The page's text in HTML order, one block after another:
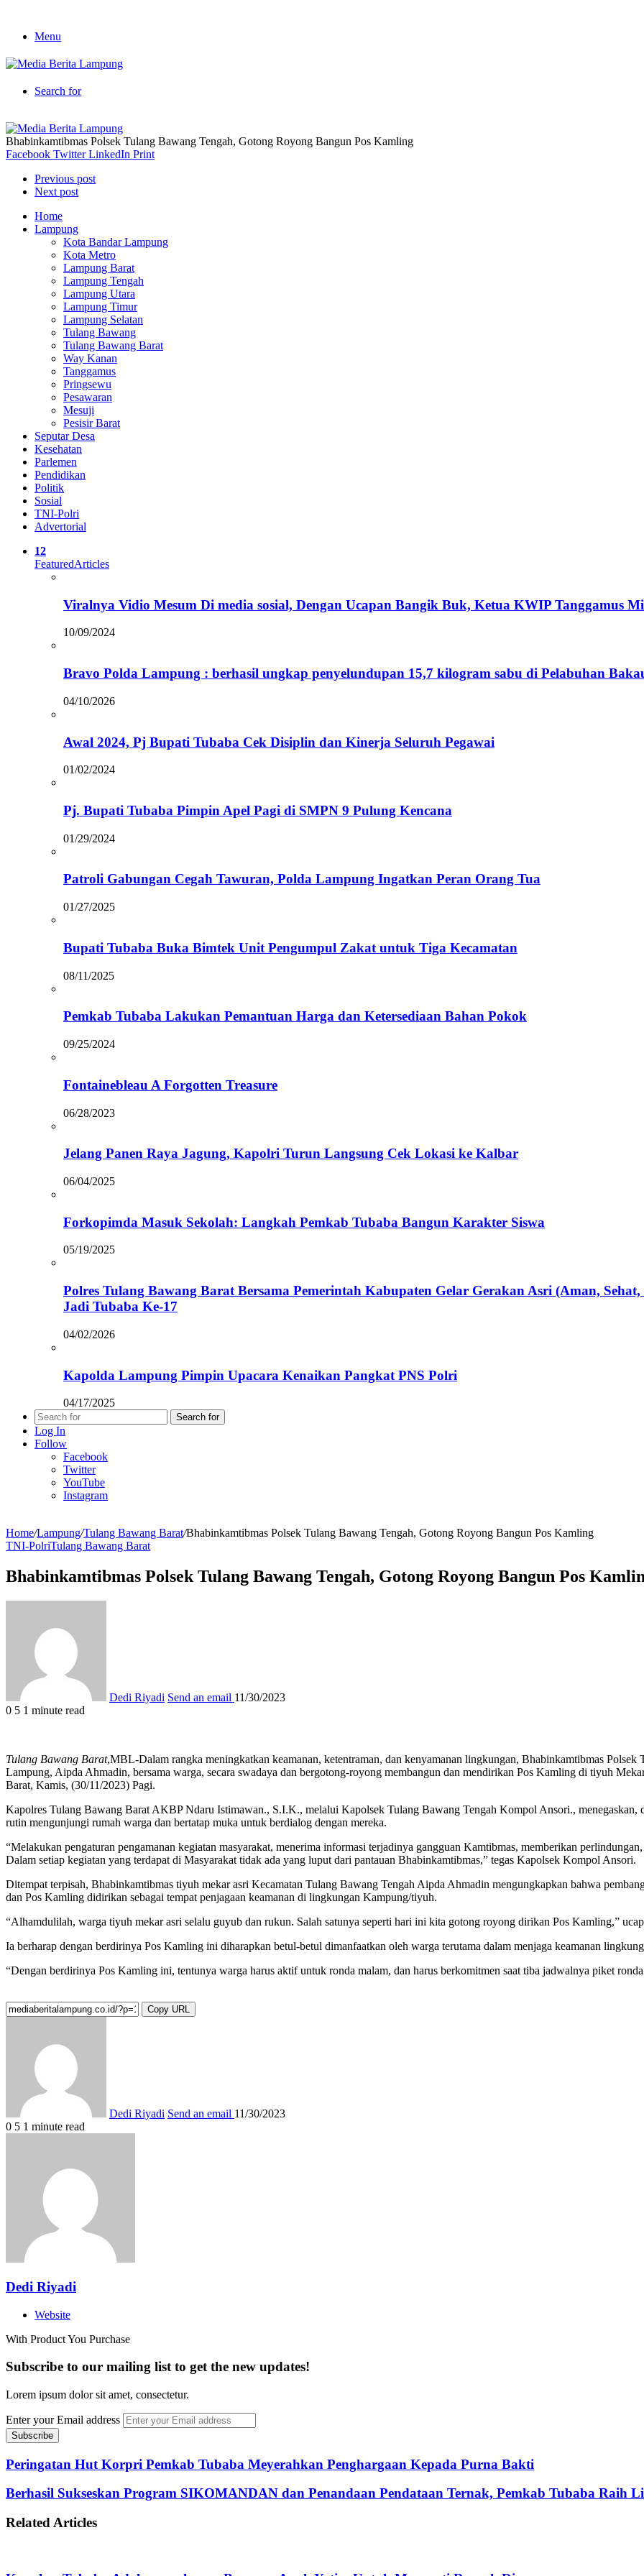
Menu
Search for
Bhabinkamtibmas Polsek Tulang Bawang Tengah, Gotong Royong Bangun Pos Kamling
Facebook Twitter LinkedIn Print
Previous post
Next post
Home
Lampung
Kota Bandar Lampung
Kota Metro
Lampung Barat
Lampung Tengah
Lampung Utara
Lampung Timur
Lampung Selatan
Tulang Bawang
Tulang Bawang Barat
Way Kanan
Tanggamus
Pringsewu
Pesawaran
Mesuji
Pesisir Barat
Seputar Desa
Kesehatan
Parlemen
Pendidikan
Politik
Sosial
TNI-Polri
Advertorial
12
FeaturedArticles
Viralnya Vidio Mesum Di media sosial, Dengan Ucapan Bangik Buk, Ketua KWIP Tanggamus
10/09/2024
Bravo Polda Lampung : berhasil ungkap penyelundupan 15,7 kilogram sabu di Pelabuhan
04/10/2026
Awal 2024, Pj Bupati Tubaba Cek Disiplin dan Kinerja Seluruh Pegawai
01/02/2024
Pj. Bupati Tubaba Pimpin Apel Pagi di SMPN 9 Pulung Kencana
01/29/2024
Patroli Gabungan Cegah Tawuran, Polda Lampung Ingatkan Peran Orang Tua
01/27/2025
Bupati Tubaba Buka Bimtek Unit Pengumpul Zakat untuk Tiga Kecamatan
08/11/2025
Pemkab Tubaba Lakukan Pemantuan Harga dan Ketersediaan Bahan Pokok
09/25/2024
Fontainebleau A Forgotten Treasure
06/28/2023
Jelang Panen Raya Jagung, Kapolri Turun Langsung Cek Lokasi ke Kalbar
06/04/2025
Forkopimda Masuk Sekolah: Langkah Pemkab Tubaba Bangun Karakter Siswa
05/19/2025
Polres Tulang Bawang Barat Bersama Pemerintah Kabupaten Gelar Gerakan Asri (Aman,
Jadi Tubaba Ke-17
04/02/2026
Kapolda Lampung Pimpin Upacara Kenaikan Pangkat PNS Polri
04/17/2025
Search for
Log In
Follow
Facebook
Twitter
YouTube
Instagram
Home/Lampung/Tulang Bawang Barat/Bhabinkamtibmas Polsek Tulang Bawang Tengah, Gotong Royong Bangun Pos Kamling
TNI-PolriTulang Bawang Barat
Bhabinkamtibmas Polsek Tulang Bawang Tengah, Gotong Royong Bangun Pos
Dedi Riyadi Send an email 11/30/2023
0 5 1 minute read
Tulang Bawang Barat,MBL-Dalam rangka meningkatkan keamanan, ketentraman, dan kenyamanan lingkungan, Bhabinkamtibmas
Lampung, Aipda Ahmadin, bersama warga, secara swadaya dan bergotong-royong membangun dan mendirikan Pos Kamling di tiyuh
Barat, Kamis, (30/11/2023) Pagi.
Kapolres Tulang Bawang Barat AKBP Ndaru Istimawan., S.I.K., melalui Kapolsek Tulang Bawang Tengah Kompol Ansori., menegaskan,
rutin mengunjungi rumah warga dan bertatap muka untuk berdialog dengan mereka.
“Melakukan pengaturan pengamanan kegiatan masyarakat, menerima informasi terjadinya gangguan Kamtibmas, memberikan
Dalam setiap kegiatan yang terdapat di Masyarakat tidak ada yang luput dari pantauan Bhabinkamtibmas,” tegas Kapolsek Kompol Ansori.
Ditempat terpisah, Bhabinkamtibmas tiyuh mekar asri Kecamatan Tulang Bawang Tengah Aipda Ahmadin mengungkapkan bahwa
dan Pos Kamling didirikan sebagai tempat penjagaan keamanan di lingkungan Kampung/tiyuh.
“Alhamdulilah, warga tiyuh mekar asri selalu guyub dan rukun. Salah satunya seperti hari ini kita gotong royong dirikan Pos Kamling,”
Ia berharap dengan berdirinya Pos Kamling ini diharapkan betul-betul dimanfaatkan oleh warga terutama dalam menjaga keamanan
“Dengan berdirinya Pos Kamling ini, tentunya warga harus aktif untuk ronda malam, dan harus berkomitmen saat tiba jadwalnya piket
Copy URL
Dedi Riyadi Send an email 11/30/2023
0 5 1 minute read
Dedi Riyadi
Website
With Product You Purchase
Subscribe to our mailing list to get the new updates!
Lorem ipsum dolor sit amet, consectetur.
Enter your Email address
Peringatan Hut Korpri Pemkab Tubaba Meyerahkan Penghargaan Kepada Purna Bakti
Berhasil Sukseskan Program SIKOMANDAN dan Penandaan Pendataan Ternak, Pemkab Tubaba Raih
Related Articles